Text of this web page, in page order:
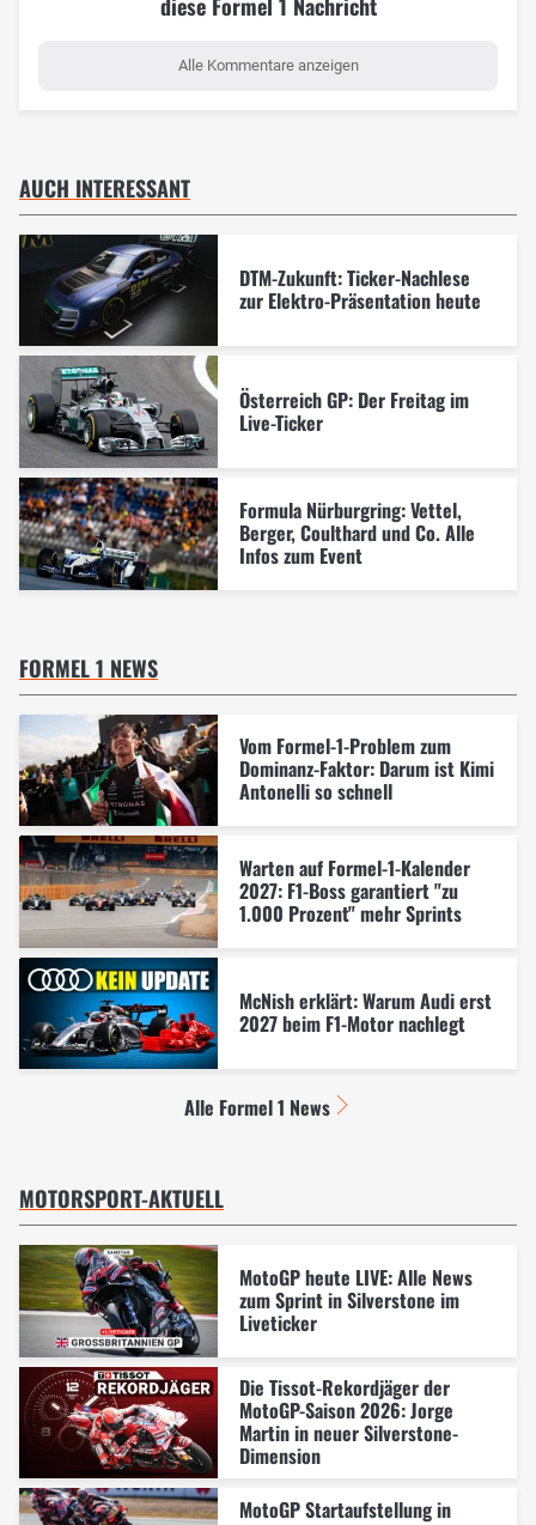
Alle Kommentare anzeigen
AUCH INTERESSANT
DTM-Zukunft: Ticker-Nachlese
zur Elektro-Präsentation heute
Österreich GP: Der Freitag im
Live-Ticker
Formula Nürburgring: Vettel,
Berger, Coulthard und Co. Alle
Infos zum Event
FORMEL 1 NEWS
Vom Formel-1-Problem zum
Dominanz-Faktor: Darum ist Kimi
Antonelli so schnell
Warten auf Formel-1-Kalender
2027: F1-Boss garantiert "zu
1.000 Prozent" mehr Sprints
McNish erklärt: Warum Audi erst
2027 beim F1-Motor nachlegt
Alle Formel 1 News
MOTORSPORT-AKTUELL
MotoGP heute LIVE: Alle News
zum Sprint in Silverstone im
Liveticker
Die Tissot-Rekordjäger der
MotoGP-Saison 2026: Jorge
Martin in neuer Silverstone-
Dimension
MotoGP Startaufstellung in